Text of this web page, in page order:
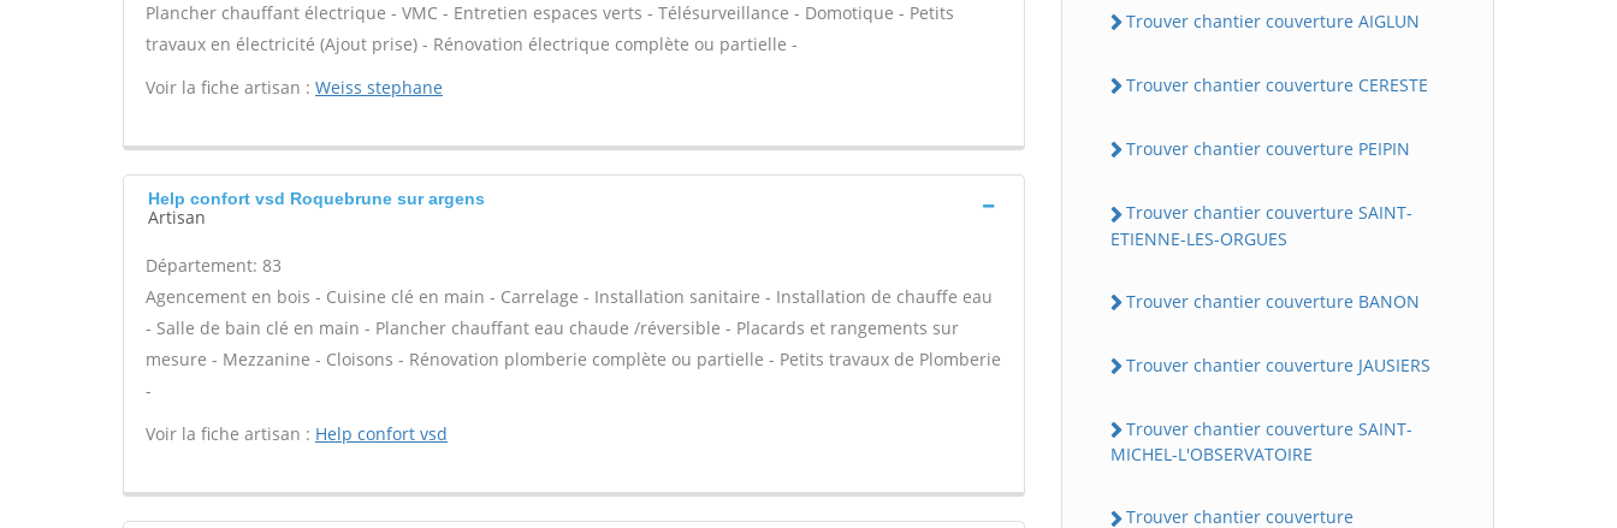
Plancher chauffant électrique - VMC - Entretien espaces verts - Télésurveillance - Domotique - Petits
travaux en électricité (Ajout prise) - Rénovation électrique complète ou partielle -
Voir la fiche artisan : Weiss stephane
Help confort vsd Roquebrune sur argens
Artisan
Département: 83
Agencement en bois - Cuisine clé en main - Carrelage - Installation sanitaire - Installation de chauffe eau
- Salle de bain clé en main - Plancher chauffant eau chaude /réversible - Placards et rangements sur
mesure - Mezzanine - Cloisons - Rénovation plomberie complète ou partielle - Petits travaux de Plomberie
-
Voir la fiche artisan : Help confort vsd
Trouver chantier couverture AIGLUN
Trouver chantier couverture CERESTE
Trouver chantier couverture PEIPIN
Trouver chantier couverture SAINT-
ETIENNE-LES-ORGUES
Trouver chantier couverture BANON
Trouver chantier couverture JAUSIERS
Trouver chantier couverture SAINT-
MICHEL-L'OBSERVATOIRE
Trouver chantier couverture